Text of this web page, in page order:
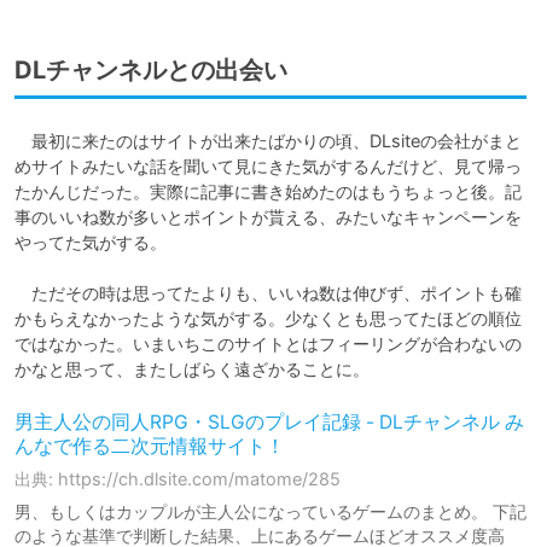
DLチャンネルとの出会い
最初に来たのはサイトが出来たばかりの頃、DLsiteの会社がまと
めサイトみたいな話を聞いて見にきた気がするんだけど、見て帰っ
たかんじだった。実際に記事に書き始めたのはもうちょっと後。記
事のいいね数が多いとポイントが貰える、みたいなキャンペーンを
やってた気がする。
ただその時は思ってたよりも、いいね数は伸びず、ポイントも確
かもらえなかったような気がする。少なくとも思ってたほどの順位
ではなかった。いまいちこのサイトとはフィーリングが合わないの
かなと思って、またしばらく遠ざかることに。
男主人公の同人RPG・SLGのプレイ記録 - DLチャンネル み
んなで作る二次元情報サイト！
出典: https://ch.dlsite.com/matome/285
男、もしくはカップルが主人公になっているゲームのまとめ。 下記
のような基準で判断した結果、上にあるゲームほどオススメ度高